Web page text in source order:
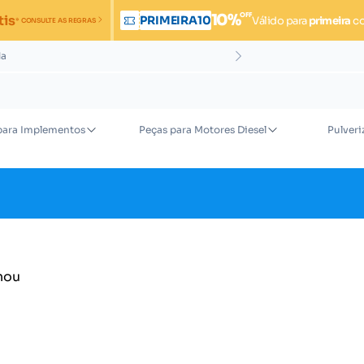
* CONSULTE AS REGRAS PRIMEIRA1010%OFFVálido paraprimeira
Implementos Peças para Motores Diesel